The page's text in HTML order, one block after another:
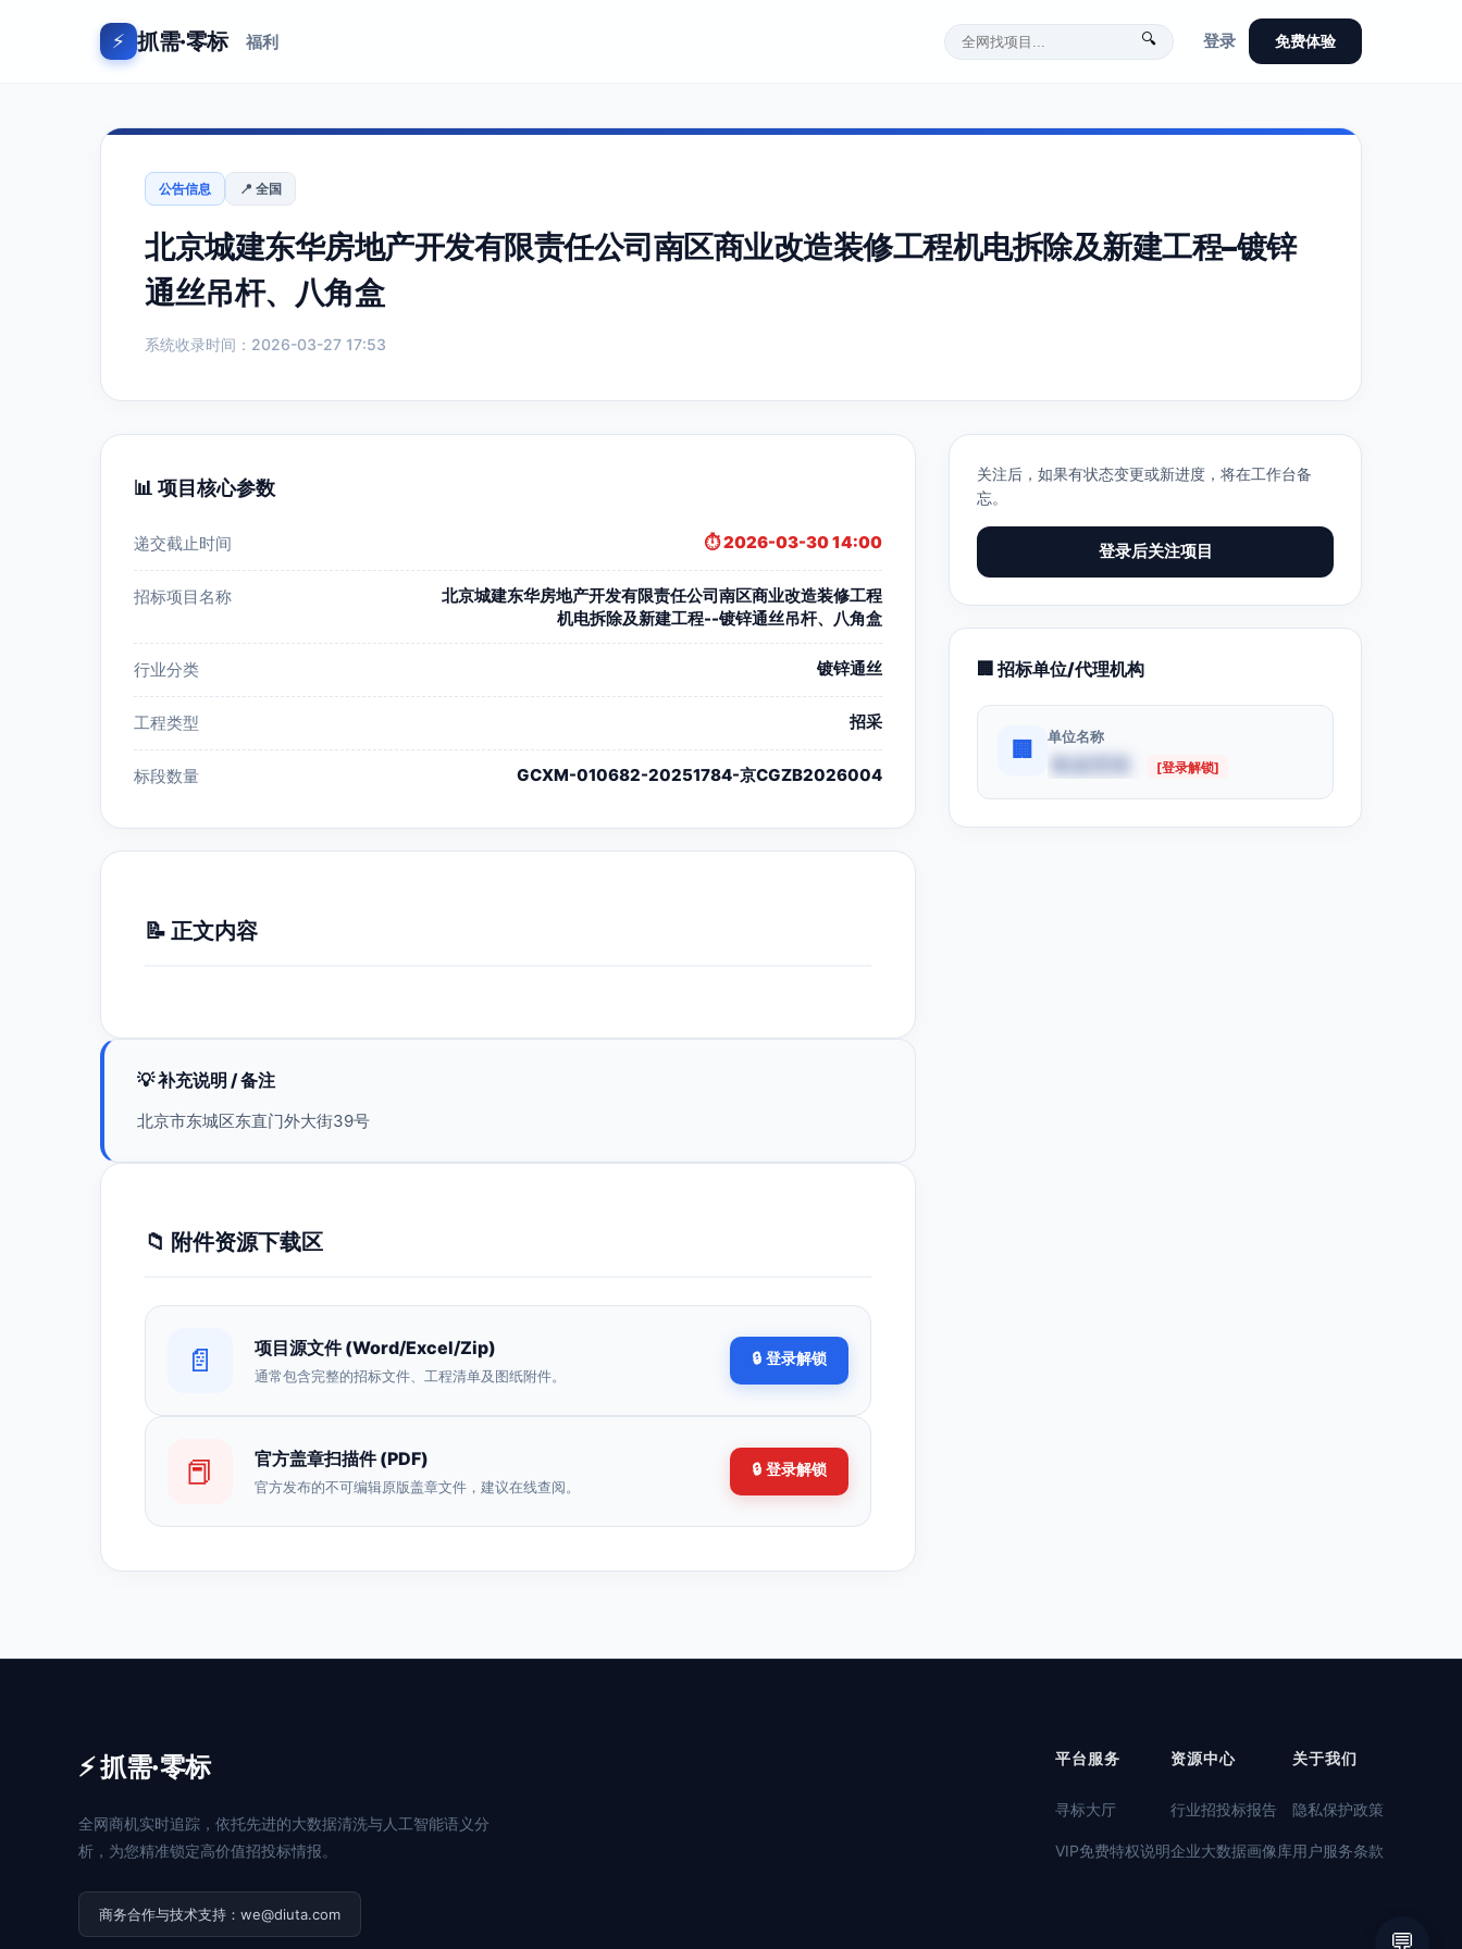
⚡ 抓需·零标 福利 🔍 登录 免费体验
公告信息 📍 全国
北京城建东华房地产开发有限责任公司南区商业改造装修工程机电拆除及新建工程–镀锌
通丝吊杆、八角盒
系统收录时间：2026-03-27 17:53
📊 项目核心参数
递交截止时间 ⏱️ 2026-03-30 14:00
招标项目名称
北京城建东华房地产开发有限责任公司南区商业改造装修工程
机电拆除及新建工程--镀锌通丝吊杆、八角盒
行业分类 镀锌通丝
工程类型 招采
标段数量 GCXM-010682-20251784-京CGZB2026004
📝 正文内容
💡 补充说明 / 备注
北京市东城区东直门外大街39号
📁 附件资源下载区
📄 项目源文件 (Word/Excel/Zip)
通常包含完整的招标文件、工程清单及图纸附件。
🔒 登录解锁
📕 官方盖章扫描件 (PDF)
官方发布的不可编辑原版盖章文件，建议在线查阅。
🔒 登录解锁
关注后，如果有状态变更或新进度，将在工作台备
忘。
登录后关注项目
🏢 招标单位/代理机构
🏢
单位名称
[登录解锁]
⚡ 抓需·零标
全网商机实时追踪，依托先进的大数据清洗与人工智能语义分
析，为您精准锁定高价值招投标情报。
商务合作与技术支持：we@diuta.com
平台服务
寻标大厅
VIP免费特权说明
资源中心
行业招投标报告
企业大数据画像库
关于我们
隐私保护政策
用户服务条款